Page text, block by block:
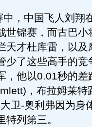
，中国飞人刘翔
世锦赛，而古巴小
天才杜库雷，以及
少了这些高手的竞
，他以0.01秒的差
，布拉姆莱特
卫-奥利弗因为身
列第三。